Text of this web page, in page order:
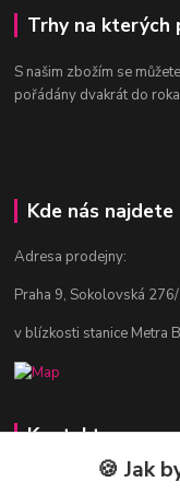
Trhy na kterých
S našim zbožím se
pořádány dvakrát do
Kde nás najdete
Adresa prodejny:
Praha 9, Sokolovská
v blízkosti stanice Metra
Kontakty
Jitka
🍪 Jak